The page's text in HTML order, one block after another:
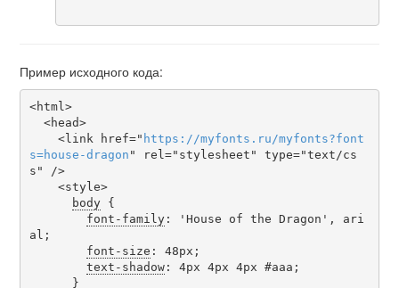
Пример исходного кода:
<html>
    <link href="
https ://myfonts . ru /myfonts?font
s=house-dragon " rel="stylesheet" type="text/cs
s" />
body {
font-family: 'House of the Dragon', ari
al;
font-size : 48px;
text-shadow: 4px 4px 4px #aaa;